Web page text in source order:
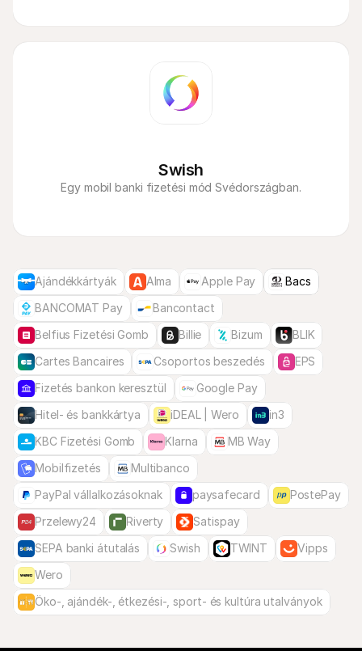
Swish
Egy mobil banki fizetési mód Svédországban.
Ajándékkártyák Alma Apple Pay
Bacs
BANCOMAT Pay
Bancontact
Belfius Fizetési Gomb
Billie Bizum
BLIK
Cartes Bancaires
Csoportos beszedés
EPS
Fizetés bankon keresztül
Google Pay
Hitel- és bankkártya
iDEAL | Wero
in3
KBC Fizetési Gomb
Klarna
MB Way
Mobilfizetés
Multibanco
PayPal vállalkozásoknak
paysafecard
PostePay
Przelewy24
Riverty
Satispay
SEPA banki átutalás
Swish TWINT
Vipps
Wero
Öko-, ajándék-, étkezési-, sport- és kultúra utalványok